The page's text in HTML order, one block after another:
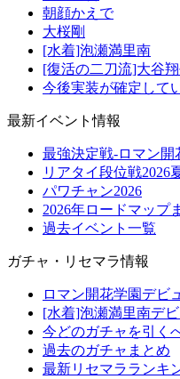
朝顔かえで
大桜剛
[水着]泡瀬満里南
[復活の二刀流]大谷
今後実装が確定して
最新イベント情報
最強決定戦-ロマン開
リアタイ段位戦2026
パワチャン2026
2026年ロードマップ
過去イベント一覧
ガチャ・リセマラ情報
ロマン開花学園デビ
[水着]泡瀬満里南デ
今どのガチャを引く
過去のガチャまとめ
最新リセマラランキ